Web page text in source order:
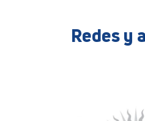
Redes y